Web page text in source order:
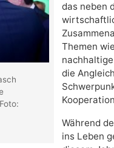
das neben
Themen wie
die
Während
ins Leben